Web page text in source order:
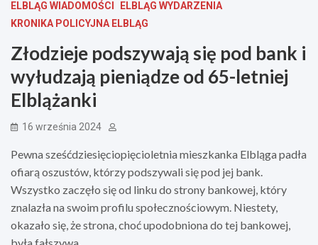
ELBLĄG WIADOMOŚCI
ELBLĄG WYDARZENIA
KRONIKA POLICYJNA ELBLĄG
Złodzieje podszywają się pod bank i
wyłudzają pieniądze od 65-letniej
Elblążanki
16 września 2024
Pewna sześćdziesięciopięcioletnia mieszkanka Elbląga padła
ofiarą oszustów, którzy podszywali się pod jej bank.
Wszystko zaczęło się od linku do strony bankowej, który
znalazła na swoim profilu społecznościowym. Niestety,
okazało się, że strona, choć upodobniona do tej bankowej,